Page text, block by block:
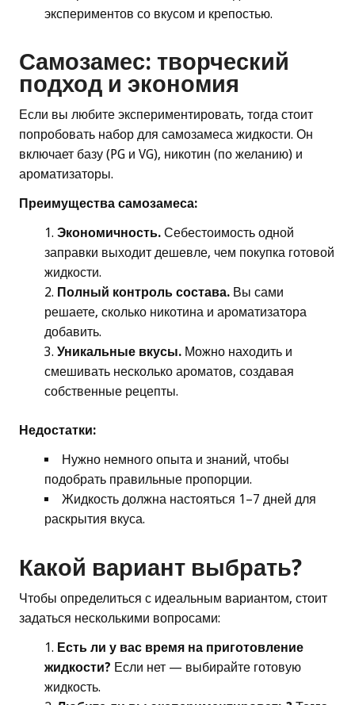
экспериментов со вкусом и крепостью.
Самозамес: творческий
подход и экономия
Если вы любите экспериментировать, тогда стоит
попробовать набор для самозамеса жидкости. Он
включает базу (PG и VG), никотин (по желанию) и
ароматизаторы.
Преимущества самозамеса:
Экономичность. Себестоимость одной
заправки выходит дешевле, чем покупка готовой
жидкости.
Полный контроль состава. Вы сами
решаете, сколько никотина и ароматизатора
добавить.
Уникальные вкусы. Можно находить и
смешивать несколько ароматов, создавая
собственные рецепты.
Недостатки:
Нужно немного опыта и знаний, чтобы
подобрать правильные пропорции.
Жидкость должна настояться 1–7 дней для
раскрытия вкуса.
Какой вариант выбрать?
Чтобы определиться с идеальным вариантом, стоит
задаться несколькими вопросами:
Есть ли у вас время на приготовление
жидкости? Если нет — выбирайте готовую
жидкость.